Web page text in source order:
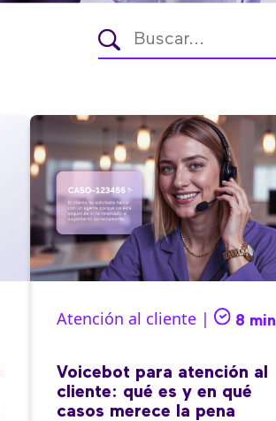
Atención al cliente | 8 min
Voicebot para atención al
cliente: qué es y en qué
casos merece la pena